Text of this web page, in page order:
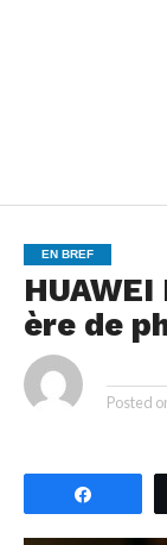
EN BREF
ère de
Posted